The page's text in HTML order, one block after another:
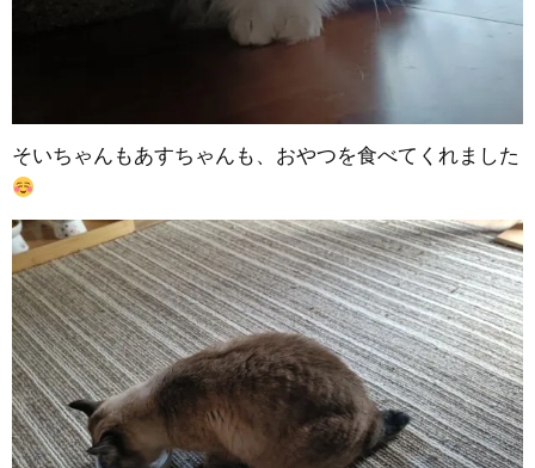
そいちゃんもあすちゃんも、おやつを食べてくれました